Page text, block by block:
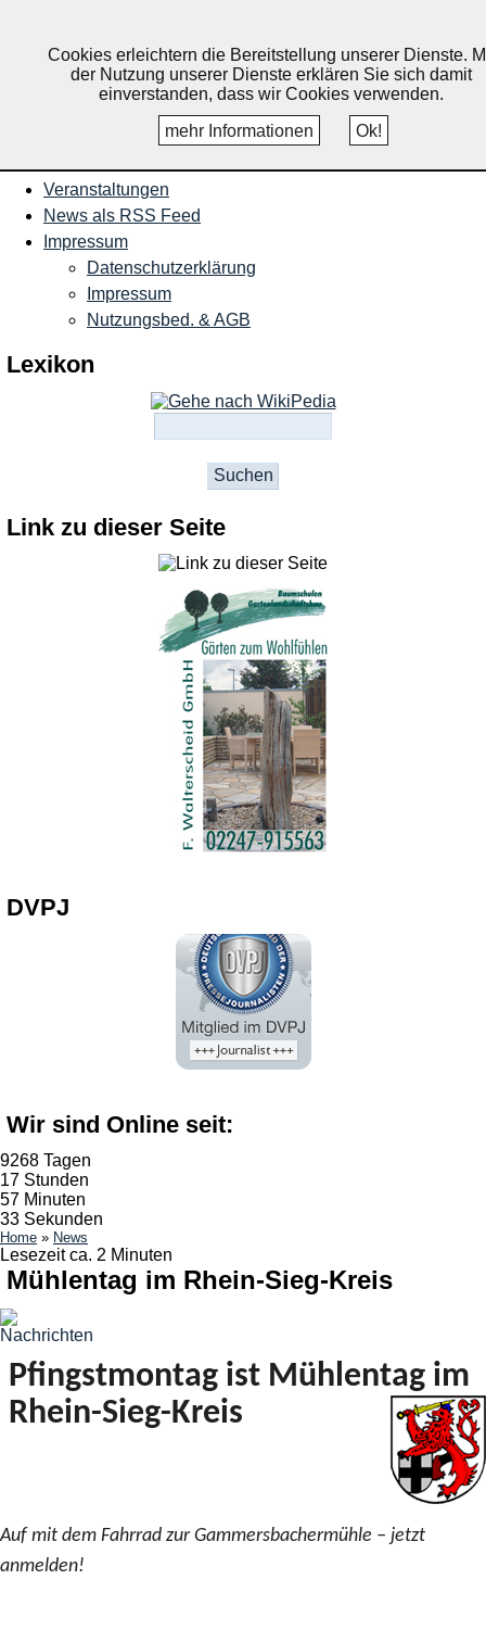
Ruppichteroth, Schönenberg,
Winterscheid
Veranstaltungen
News als RSS Feed
Impressum
Datenschutzerklärung
Impressum
Nutzungsbed. & AGB
Lexikon
Link zu dieser Seite
DVPJ
Wir sind Online seit:
9268 Tagen
17 Stunden
57 Minuten
33 Sekunden
Home » News
Lesezeit ca. 2 Minuten
Mühlentag im Rhein-Sieg-Kreis
Pfingstmontag ist Mühlentag im
Rhein-Sieg-Kreis
Auf mit dem Fahrrad zur Gammersbachermühle – jetzt
anmelden!
Cookies erleichtern die Bereitstellung unserer Dienste.
der Nutzung unserer Dienste erklären Sie sich damit
einverstanden, dass wir Cookies verwenden.
mehr Informationen
Ok!